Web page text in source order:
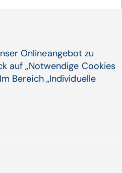
2015 die
nicht
die
Onlineangebot zu
auf „Notwendige Cookies
Bereich „Individuelle